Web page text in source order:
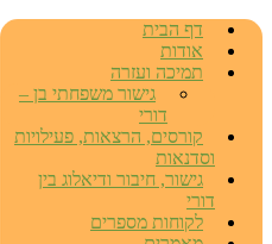
דף הבית
אודות
תמיכה ועזרה
גישור משפחתי בן –
דורי
קורסים, הרצאות, פעילויות
וסדנאות
גישור, חיבור ודיאלוג בין
דורי
לקוחות מספרים